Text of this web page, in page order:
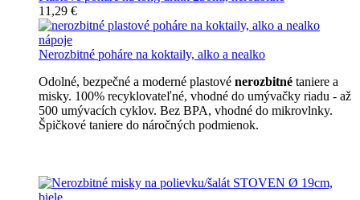
11,29 €
Nerozbitné poháre na koktaily, alko a nealko
Odolné, bezpečné a moderné plastové nerozbitné taniere a
misky. 100% recyklovateľné, vhodné do umývačky riadu - až
500 umývacích cyklov. Bez BPA, vhodné do mikrovlnky.
Špičkové taniere do náročných podmienok.